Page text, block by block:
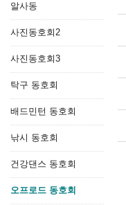
알사동
사진동호회2
사진동호회3
탁구 동호회
배드민턴 동호회
낚시 동호회
건강댄스 동호회
오프로드 동호회